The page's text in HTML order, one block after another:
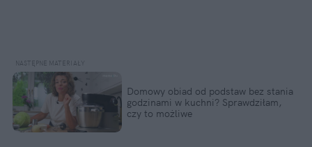
Domowy obiad od podstaw bez stania
godzinami w kuchni? Sprawdziłam,
czy to możliwe